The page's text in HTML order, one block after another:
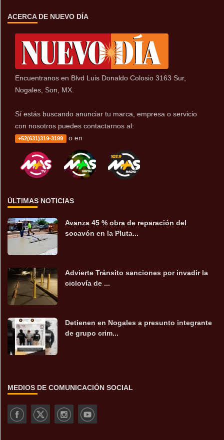
ACERCA DE NUEVO DÍA
Encuentranos en Blvd Luis Donaldo Colosio 3163 Sur,
Nogales, Son, MX.
Sí estás buscando anunciar tu marca, empresa o servicio
con nosotros puedes contactarnos al:
+52(631)319-3199 o en
ÚLTIMAS NOTICIAS
Avanza 45 % obra de reparación del
socavón en la Pluta...
Advierte Tránsito sanciones por invadir la
ciclovía de ...
Detienen en Nogales a presunto integrante
de grupo crim...
MEDIOS DE COMUNICACIÓN SOCIAL